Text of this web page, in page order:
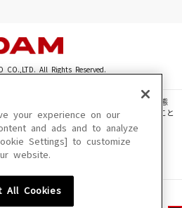
CO.,LTD. All Rights Reserved.
章・画像・写真・動画・音声等を、手段や形態
えて無断で複製、転載、ファイル化などすること
利用いただけない場合があります。
容が変更になる場合があります。
your experience on our
and ads and to analyze
Settings] to customize
website.
All Cookies